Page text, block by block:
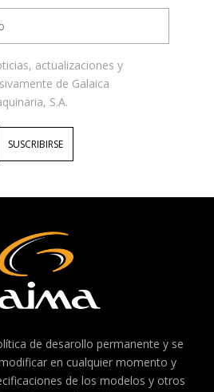
actualizaciones y
de Galaica
S.A.
SUSCRIBIRSE
de desarollo permanente y se
en cualquier momento y
de los modelos y otros